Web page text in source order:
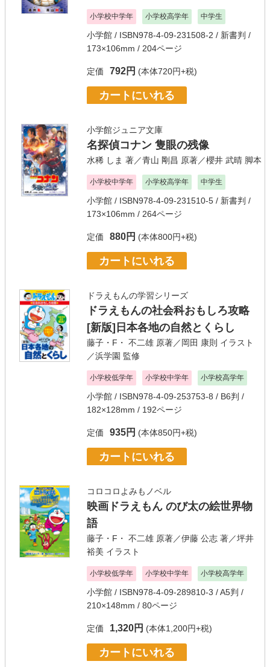
小学校中学年 小学校高学年 中学生
小学館 / ISBN978-4-09-231508-2 / 新書判 /
173×106mm / 204ページ
定価 792円 (本体720円+税)
カートにいれる
小学館ジュニア文庫
名探偵コナン 隻眼の残像
水稀 しま 著／青山 剛昌 原著／櫻井 武晴 脚本
小学校中学年 小学校高学年 中学生
小学館 / ISBN978-4-09-231510-5 / 新書判 /
173×106mm / 264ページ
定価 880円 (本体800円+税)
カートにいれる
ドラえもんの学習シリーズ
ドラえもんの社会科おもしろ攻略
[新版]日本各地の自然とくらし
藤子・F・ 不二雄 原著／ 岡田 康則 イラスト
／浜学園 監修
小学校低学年 小学校中学年 小学校高学年
小学館 / ISBN978-4-09-253753-8 / B6判 /
182×128mm / 192ページ
定価 935円 (本体850円+税)
カートにいれる
コロコロよみもノベル
映画ドラえもん のび太の絵世界物
語
藤子・F・ 不二雄 原著／伊藤 公志 著／坪井
裕美 イラスト
小学校低学年 小学校中学年 小学校高学年
小学館 / ISBN978-4-09-289810-3 / A5判 /
210×148mm / 80ページ
定価 1,320円 (本体1,200円+税)
カートにいれる